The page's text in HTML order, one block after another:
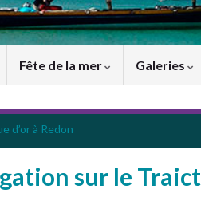
Fête de la mer Galeries
d’or à Redon
sur le Traict